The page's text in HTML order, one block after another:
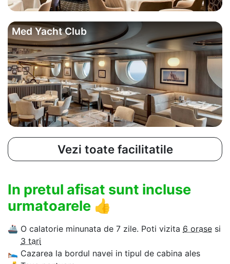
Med Yacht Club
Vezi toate facilitatile
In pretul afisat sunt incluse
urmatoarele 👍
🚢 O calatorie minunata de 7 zile. Poti vizita 6 orase si
3 tari
🛌 Cazarea la bordul navei in tipul de cabina ales